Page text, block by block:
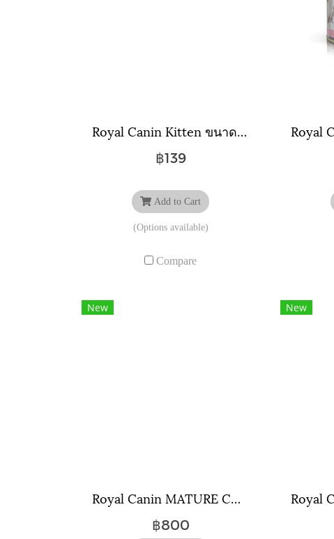
Royal Canin Kitten ขนาดถุง ( 400 กรัม , 2 กิโลกรัม , 4 กิโลกรัม )
฿139
Add to Cart
(Options available)
Compare
New
Royal Canin MATURE CONSULT CAT ขนาดถุง ( 1.5 กิโลกรัม , 3.5 กิโลกรัม )
฿800
New